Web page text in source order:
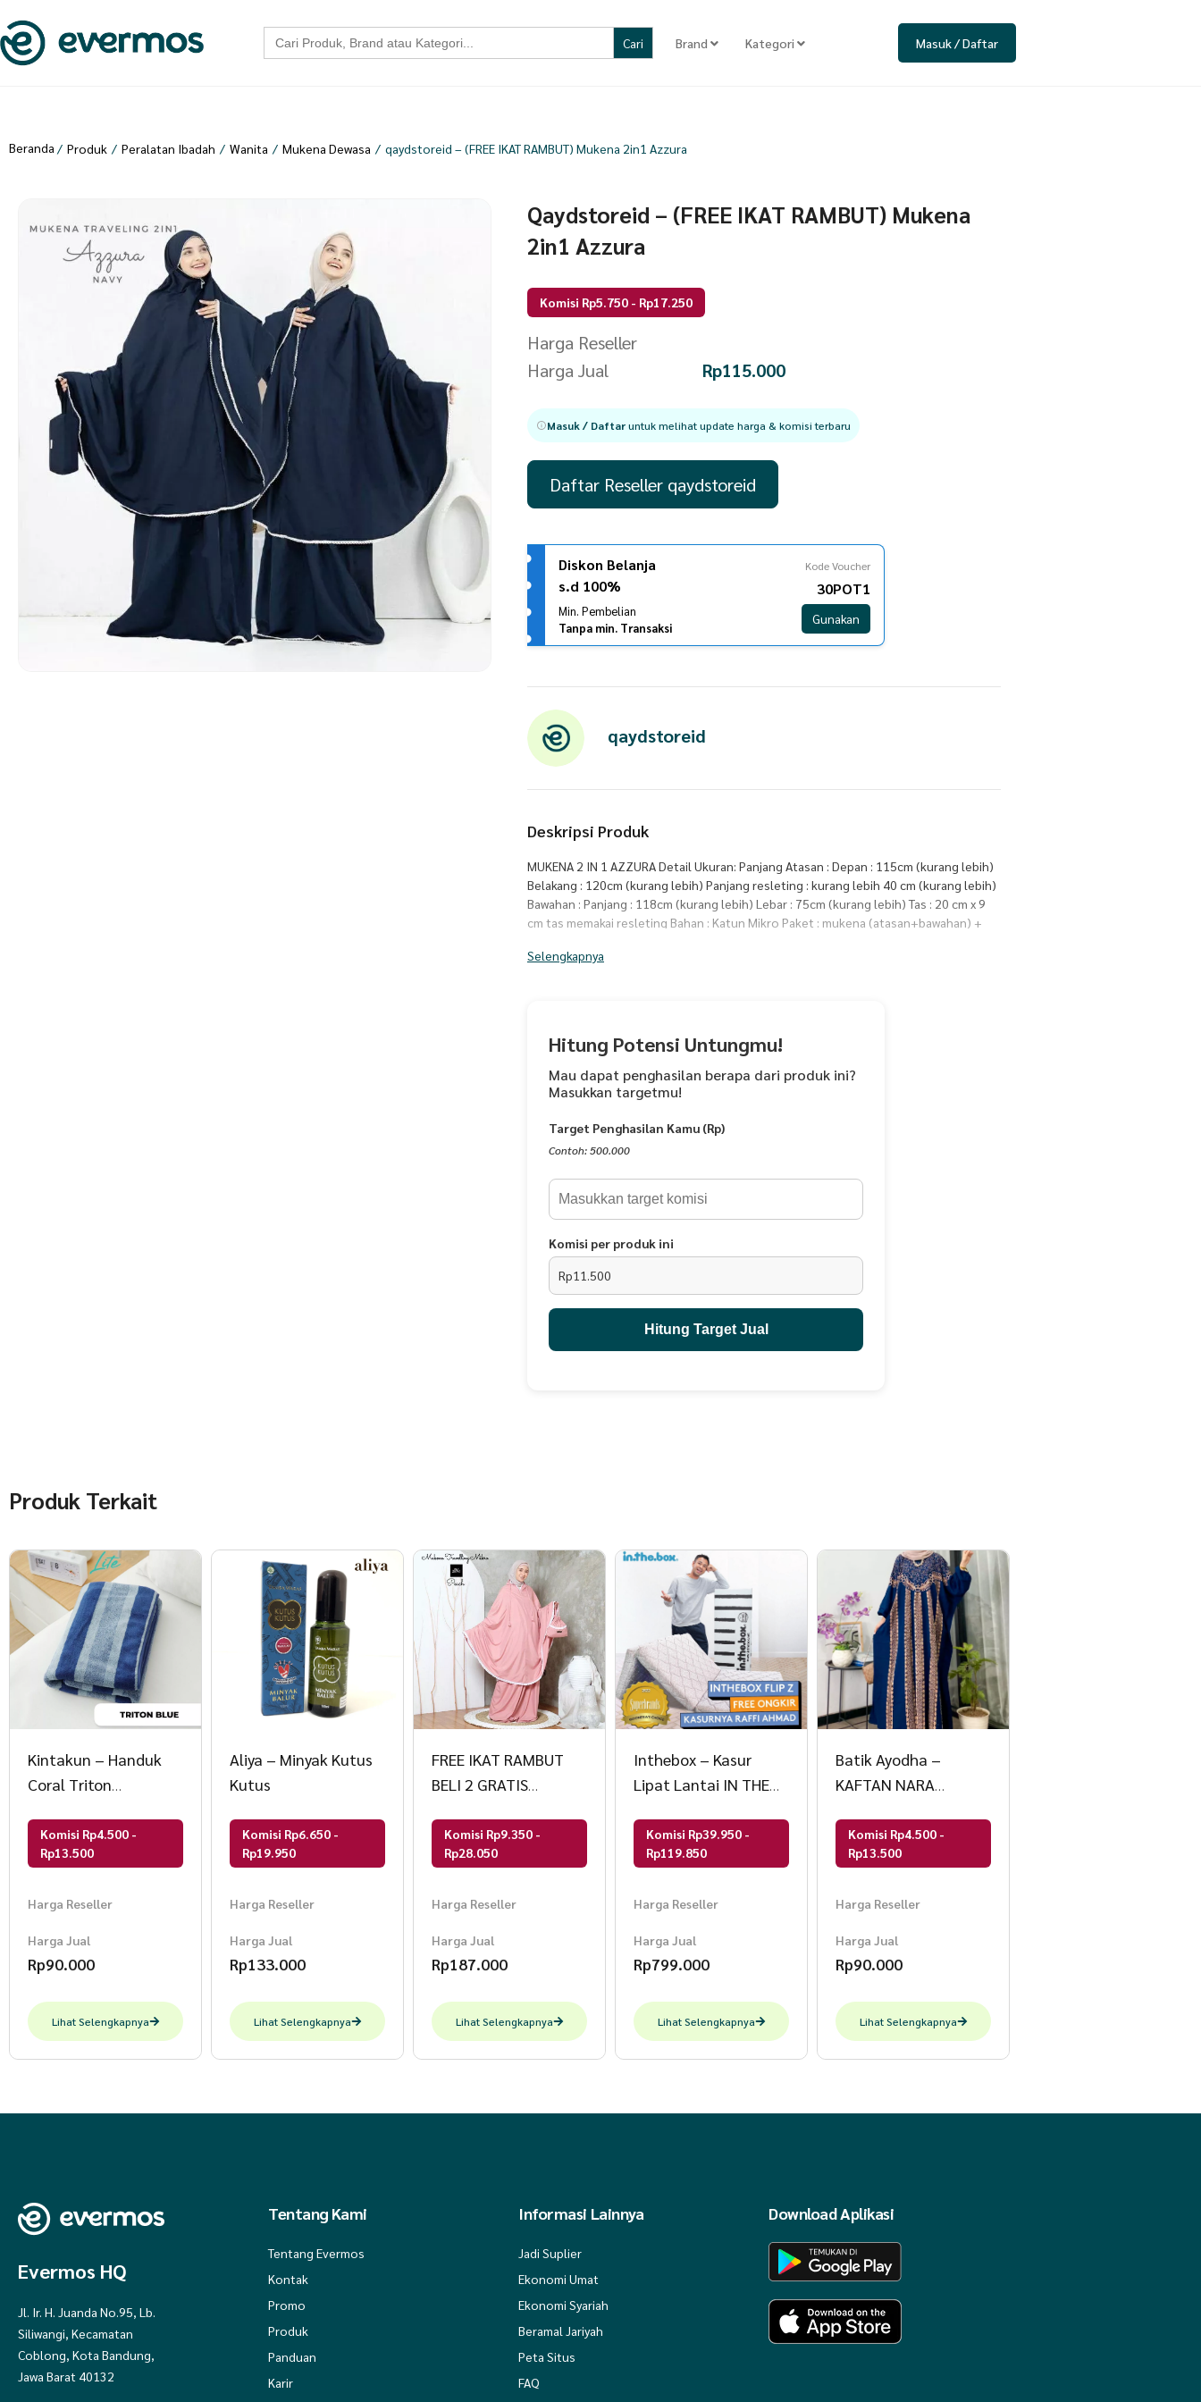
Search
for: Brand Kategori Masuk / Daftar
Beranda / Produk / Peralatan Ibadah / Wanita / Mukena Dewasa / qaydstoreid – (FREE IKAT RAMBUT) Mukena 2in1 Azzura
Qaydstoreid – (FREE IKAT RAMBUT) Mukena
2in1 Azzura
Komisi Rp5.750 - Rp17.250
Harga Reseller
Harga Jual
Rp115.000
Masuk / Daftaruntuk melihat update harga & komisi terbaru
Daftar Reseller qaydstoreid
Diskon Belanja
s.d 100%
Min. Pembelian
Tanpa min. Transaksi
Kode Voucher
30POT1
Gunakan
qaydstoreid
Deskripsi Produk
MUKENA 2 IN 1 AZZURA Detail Ukuran: Panjang Atasan : Depan : 115cm (kurang lebih)
Belakang : 120cm (kurang lebih) Panjang resleting : kurang lebih 40 cm (kurang lebih)
Bawahan : Panjang : 118cm (kurang lebih) Lebar : 75cm (kurang lebih) Tas : 20 cm x 9
cm tas memakai resleting Bahan : Katun Mikro Paket : mukena (atasan+bawahan) +
cm Cara perawatan mukena : - Disarankan untuk mencucinya dengan tangan
Selengkapnya
Hitung Potensi Untungmu!
Mau dapat penghasilan berapa dari produk ini?
Masukkan targetmu!
Target Penghasilan Kamu (Rp)
Contoh: 500.000
Komisi per produk ini
Rp11.500
Hitung Target Jual
Produk Terkait
Kintakun – Handuk
Coral Triton
Komisi Rp4.500 -
Rp13.500
Harga Reseller
Harga Jual
Rp90.000
Lihat Selengkapnya
Aliya – Minyak Kutus
Kutus
Komisi Rp6.650 -
Rp19.950
Harga Reseller
Harga Jual
Rp133.000
Lihat Selengkapnya
FREE IKAT RAMBUT
BELI 2 GRATIS
Komisi Rp9.350 -
Rp28.050
Harga Reseller
Harga Jual
Rp187.000
Lihat Selengkapnya
Inthebox – Kasur
Lipat Lantai IN THE
bantal & tas kasur
lipat F388FZ-LL2P-
Komisi Rp39.950 -
Rp119.850
Harga Reseller
Harga Jual
Rp799.000
Lihat Selengkapnya
Batik Ayodha –
KAFTAN NARA
Komisi Rp4.500 -
Rp13.500
Harga Reseller
Harga Jual
Rp90.000
Lihat Selengkapnya
Evermos HQ
Jl. Ir. H. Juanda No.95, Lb.
Siliwangi, Kecamatan
Coblong, Kota Bandung,
Jawa Barat 40132
Tentang Kami
Tentang Evermos
Kontak
Promo
Produk
Panduan
Karir
Informasi Lainnya
Jadi Suplier
Ekonomi Umat
Ekonomi Syariah
Beramal Jariyah
Peta Situs
FAQ
Download Aplikasi